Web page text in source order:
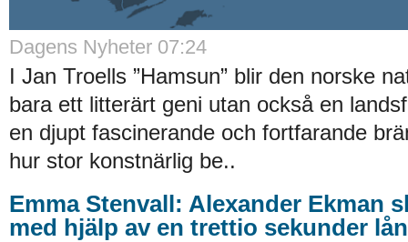
Dagens Nyheter 07:24
I Jan Troells ”Hamsun” blir den norske
bara ett litterärt geni utan också en
en djupt fascinerande och fortfarande
hur stor konstnärlig be..
Emma Stenvall: Alexander Ekman
med hjälp av en trettio sekunder